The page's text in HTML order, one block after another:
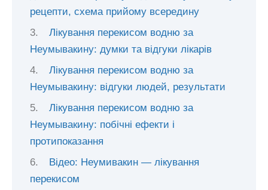
рецепти, схема прийому всередину
Лікування перекисом водню за
Неумывакину: думки та відгуки лікарів
Лікування перекисом водню за
Неумывакину: відгуки людей, результати
Лікування перекисом водню за
Неумывакину: побічні ефекти і
протипоказання
Відео: Неумивакин — лікування
перекисом